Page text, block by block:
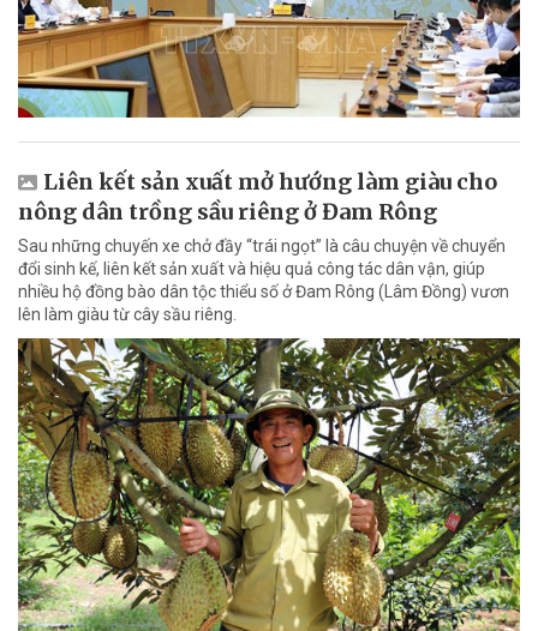
Liên kết sản xuất mở hướng làm giàu cho
nông dân trồng sầu riêng ở Đam Rông
Sau những chuyến xe chở đầy “trái ngọt” là câu chuyện về chuyển
đổi sinh kế, liên kết sản xuất và hiệu quả công tác dân vận, giúp
nhiều hộ đồng bào dân tộc thiểu số ở Đam Rông (Lâm Đồng) vươn
lên làm giàu từ cây sầu riêng.